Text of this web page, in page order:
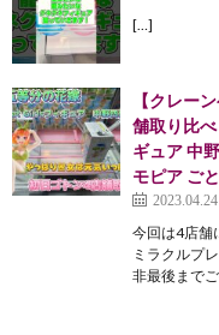
[…]
【クレー
舗取り比
ギュア 中
モピア ご
2023.04.24
今回は4店舗
ミラクルプ
非最後まで